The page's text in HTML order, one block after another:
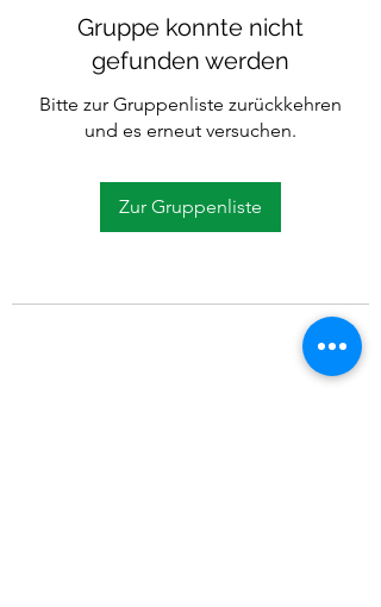
Gruppe konnte nicht
gefunden werden
Bitte zur Gruppenliste zurückkehren
und es erneut versuchen.
Zur Gruppenliste